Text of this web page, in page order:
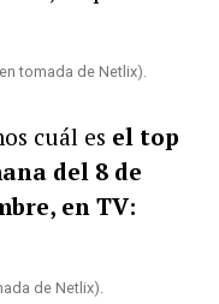
tomada de Netlix).
cuál es el top
del 8 de
en TV:
de Netlix).